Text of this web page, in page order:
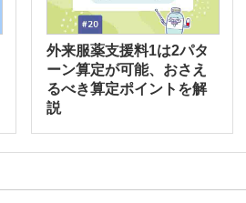
外来服薬支援料1は2パタ
ーン算定が可能、おさえ
るべき算定ポイントを解
説